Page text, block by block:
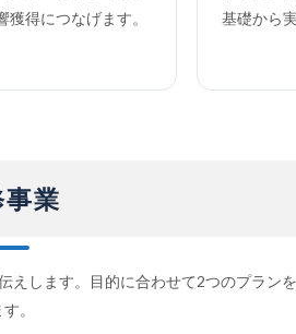
得につなげます。
基礎から
業
えします。目的に合わせて2つのプラン
。